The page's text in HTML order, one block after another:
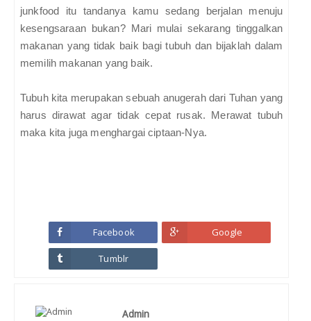
junkfood itu tandanya kamu sedang berjalan menuju
kesengsaraan bukan? Mari mulai sekarang tinggalkan
makanan yang tidak baik bagi tubuh dan bijaklah dalam
memilih makanan yang baik.
Tubuh kita merupakan sebuah anugerah dari Tuhan yang
harus dirawat agar tidak cepat rusak. Merawat tubuh
maka kita juga menghargai ciptaan-Nya.
Facebook Google
Tumblr
Admin